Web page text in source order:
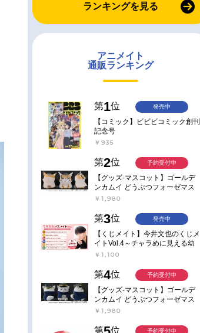
ランキングを見る
アニメイト
通販ランキング
第1位
【コミック】ビビビコミック創刊
記念号
￥935
発売中
第2位
【グッズ-マスコット】ゴールデ
ンカムイ どうぶつフォーゼマス
コット 4.尾形百之助【再販】
￥1,980
予約受付中
第3位
【くじメイト】今井文也のくじメ
イトVol.4～チャラめに見える幼
馴染、実は一途で独占欲が強いん
￥1,100
発売中
第4位
【グッズ-マスコット】ゴールデ
ンカムイ どうぶつフォーゼマス
コット 5.月島軍曹【再販】
￥1,980
予約受付中
第 位 予約受付中